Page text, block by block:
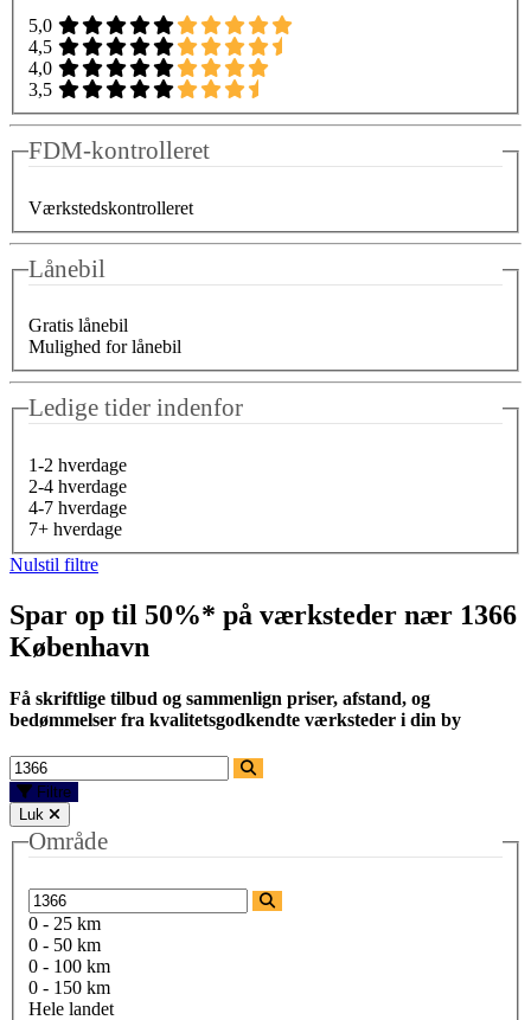
5,0
4,5
4,0
3,5
FDM-kontrolleret
Værkstedskontrolleret
Lånebil
Gratis lånebil
Mulighed for lånebil
Ledige tider indenfor
1-2 hverdage
2-4 hverdage
4-7 hverdage
7+ hverdage
Nulstil filtre
Spar op til 50%* på værksteder nær 1366
København
Få skriftlige tilbud og sammenlign priser, afstand, og
bedømmelser fra kvalitetsgodkendte værksteder i din by
Filtre
Luk
Område
0 - 25 km
0 - 50 km
0 - 100 km
0 - 150 km
Hele landet